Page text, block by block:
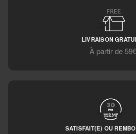
LIVRAISON
À partir de 59€
SATISFAIT(E) OU